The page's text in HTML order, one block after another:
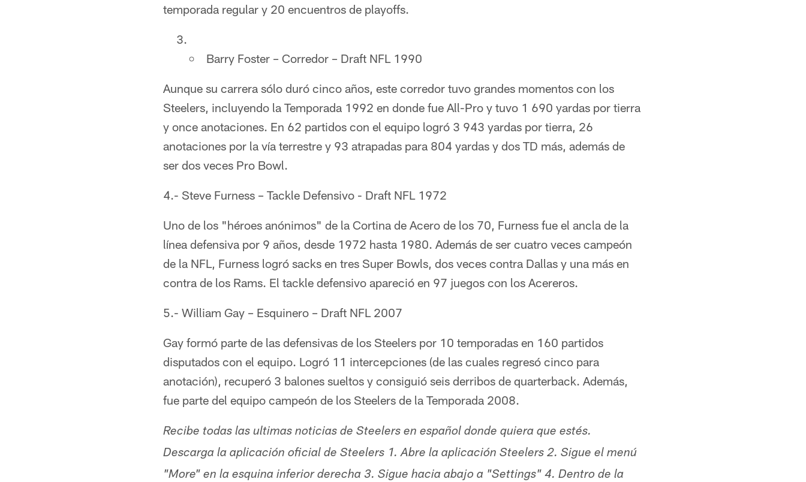
temporada regular y 20 encuentros de playoffs.
Barry Foster – Corredor – Draft NFL 1990
Aunque su carrera sólo duró cinco años, este corredor tuvo grandes momentos con los
Steelers, incluyendo la Temporada 1992 en donde fue All-Pro y tuvo 1 690 yardas por tierra
y once anotaciones. En 62 partidos con el equipo logró 3 943 yardas por tierra, 26
anotaciones por la vía terrestre y 93 atrapadas para 804 yardas y dos TD más, además de
ser dos veces Pro Bowl.
4.- Steve Furness – Tackle Defensivo - Draft NFL 1972
Uno de los "héroes anónimos" de la Cortina de Acero de los 70, Furness fue el ancla de la
línea defensiva por 9 años, desde 1972 hasta 1980. Además de ser cuatro veces campeón
de la NFL, Furness logró sacks en tres Super Bowls, dos veces contra Dallas y una más en
contra de los Rams. El tackle defensivo apareció en 97 juegos con los Acereros.
5.- William Gay – Esquinero – Draft NFL 2007
Gay formó parte de las defensivas de los Steelers por 10 temporadas en 160 partidos
disputados con el equipo. Logró 11 intercepciones (de las cuales regresó cinco para
anotación), recuperó 3 balones sueltos y consiguió seis derribos de quarterback. Además,
fue parte del equipo campeón de los Steelers de la Temporada 2008.
Recibe todas las ultimas noticias de Steelers en español donde quiera que estés.
Descarga la aplicación oficial de Steelers 1. Abre la aplicación Steelers 2. Sigue el menú
"More" en la esquina inferior derecha 3. Sigue hacia abajo a "Settings" 4. Dentro de la